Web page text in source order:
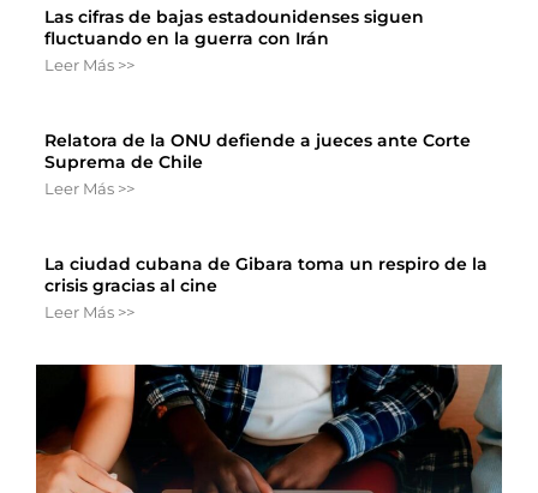
Las cifras de bajas estadounidenses siguen
fluctuando en la guerra con Irán
Leer Más >>
Relatora de la ONU defiende a jueces ante Corte
Suprema de Chile
Leer Más >>
La ciudad cubana de Gibara toma un respiro de la
crisis gracias al cine
Leer Más >>